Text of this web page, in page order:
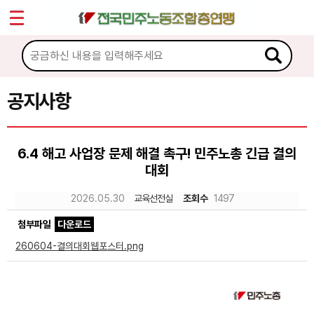
공지사항
6.4 해고 사업장 문제 해결 촉구! 민주노총 긴급 결의
대회
2026.05.30 교육선전실 조회수 1497
첨부파일
다운로드
260604-결의대회웹포스터.png
마이페이지
소개
소식
공지사항
성명·보도
노동상담
자료
Sketchbook5, 스케치북5
Sketchbook5, 스케치북5